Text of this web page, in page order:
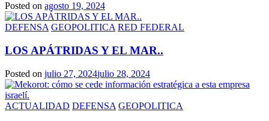
Posted on agosto 19, 2024
DEFENSA GEOPOLITICA RED FEDERAL
LOS APÁTRIDAS Y EL MAR..
Posted on julio 27, 2024julio 28, 2024
ACTUALIDAD DEFENSA GEOPOLITICA